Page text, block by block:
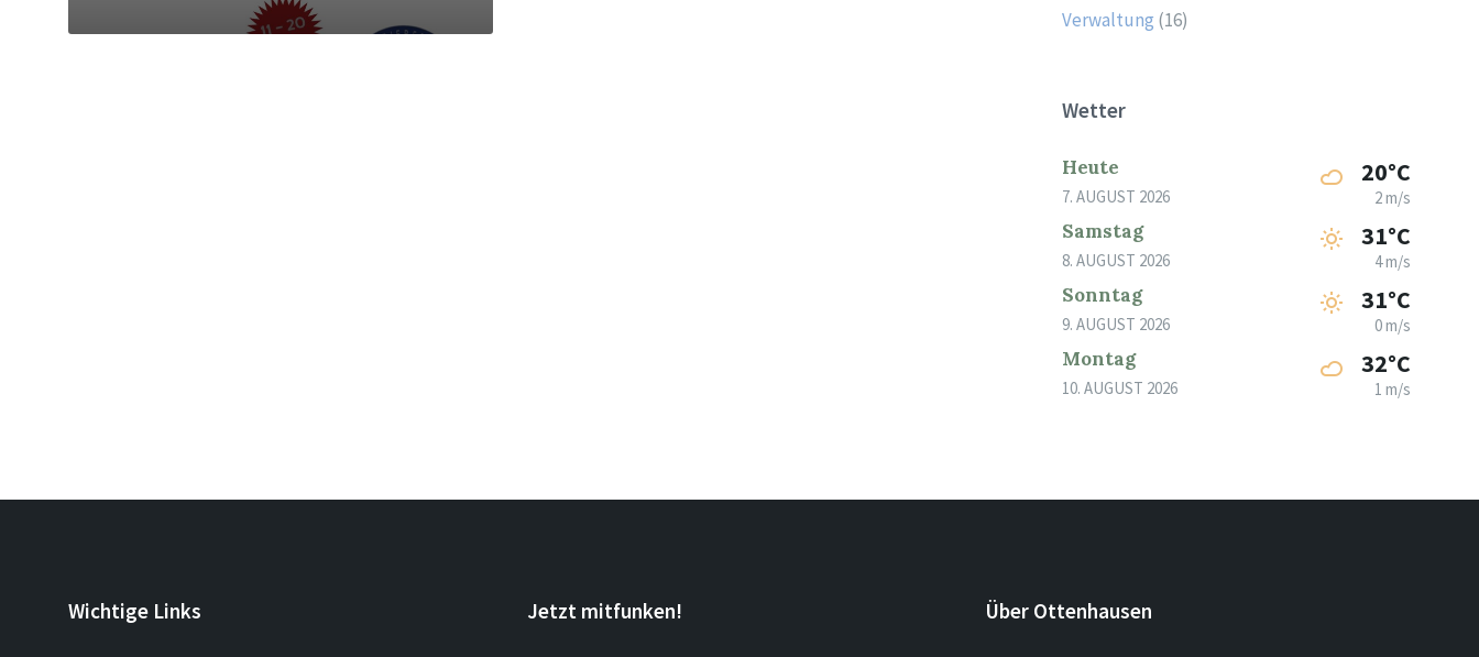
Verwaltung (16)
Wetter
Heute
7. AUGUST 2026
20°C
2 m/s
Samstag
8. AUGUST 2026
31°C
4 m/s
Sonntag
9. AUGUST 2026
31°C
0 m/s
Montag
10. AUGUST 2026
32°C
1 m/s
Wichtige Links Jetzt mitfunken! Über Ottenhausen